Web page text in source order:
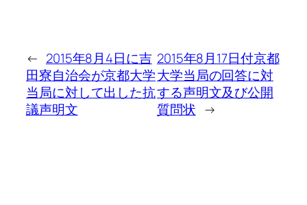
← 2015年8月4日に吉
田寮自治会が京都大学
当局に対して出した抗
議声明文
2015年8月17日付京都
大学当局の回答に対
する声明文及び公開
質問状 →